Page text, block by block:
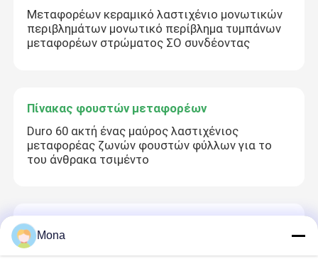
Μεταφορέων κεραμικό λαστιχένιο μονωτικών
περιβλημάτων μονωτικό περίβλημα τυμπάνων
μεταφορέων στρώματος ΣΟ συνδέοντας
Πίνακας φουστών μεταφορέων
Duro 60 ακτή ένας μαύρος λαστιχένιος
μεταφορέας ζωνών φουστών φύλλων για το
του άνθρακα τσιμέντο
Προϊόν πολυουρεθάνιου
Ένδυση γδαρσίματος - ανθεκτικό Urethane
Mona